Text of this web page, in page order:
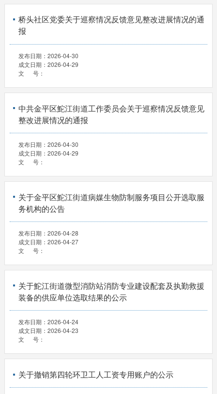
桥头社区党委关于巡察情况反馈意见整改进展情况的通
报
发布日期： 2026-04-30
成文日期： 2026-04-29
文 号：
中共金平区鮀江街道工作委员会关于巡察情况反馈意见
整改进展情况的通报
发布日期： 2026-04-30
成文日期： 2026-04-29
文 号：
关于金平区鮀江街道病媒生物防制服务项目公开选取服
务机构的公告
发布日期： 2026-04-28
成文日期： 2026-04-27
文 号：
关于鮀江街道微型消防站消防专业建设配套及执勤救援
装备的供应单位选取结果的公示
发布日期： 2026-04-24
成文日期： 2026-04-23
文 号：
关于撤销第四轮环卫工人工资专用账户的公示